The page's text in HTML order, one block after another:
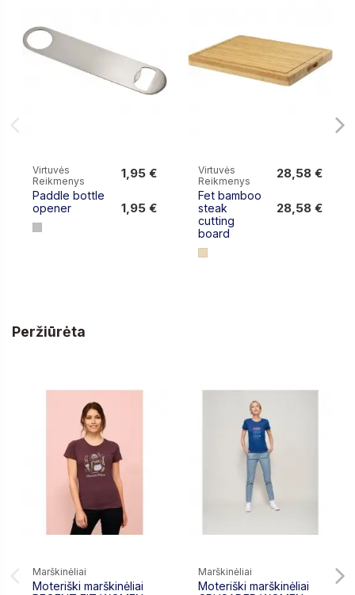
Virtuvės
Reikmenys
Paddle bottle
opener
1,95 €
1,95 €
Virtuvės
Reikmenys
Fet bamboo
steak
cutting
board
28,58 €
28,58 €
Peržiūrėta
Marškinėliai
Moteriški marškinėliai
Marškinėliai
Moteriški marškinėliai